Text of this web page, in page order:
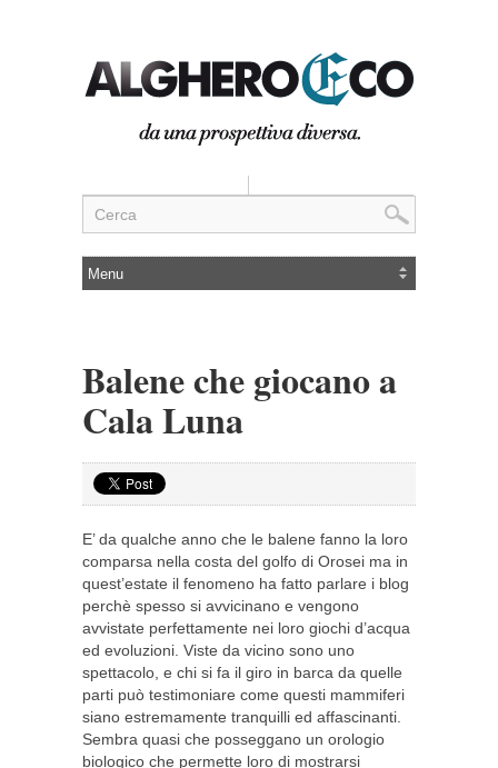
Balene che giocano a
Cala Luna
E’ da qualche anno che le balene fanno la loro
comparsa nella costa del golfo di Orosei ma in
quest’estate il fenomeno ha fatto parlare i blog
perchè spesso si avvicinano e vengono
avvistate perfettamente nei loro giochi d’acqua
ed evoluzioni. Viste da vicino sono uno
spettacolo, e chi si fa il giro in barca da quelle
parti può testimoniare come questi mammiferi
siano estremamente tranquilli ed affascinanti.
Sembra quasi che posseggano un orologio
biologico che permette loro di mostrarsi